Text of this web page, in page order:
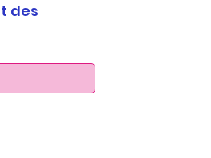
des